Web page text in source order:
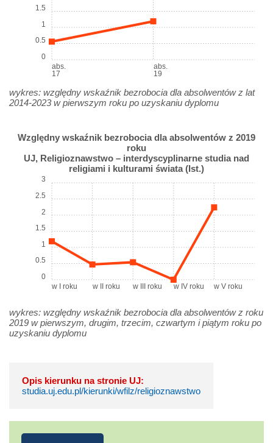
abs.
17
abs.
19
0
0.5
1
1.5
wykres: względny wskaźnik bezrobocia dla absolwentów z lat
2014-2023 w pierwszym roku po uzyskaniu dyplomu
Względny wskaźnik bezrobocia dla absolwentów z 2019
roku
UJ, Religioznawstwo – interdyscyplinarne studia nad
religiami i kulturami świata (Ist.)
w I roku w II roku w III roku w IV roku w V roku
0
0.5
1
1.5
2
2.5
3
wykres: względny wskaźnik bezrobocia dla absolwentów z roku
2019 w pierwszym, drugim, trzecim, czwartym i piątym roku po
uzyskaniu dyplomu
Opis kierunku na stronie UJ:
studia.uj.edu.pl/kierunki/wfilz/religioznawstwo